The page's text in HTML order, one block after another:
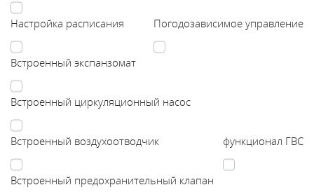
Найти
монтажника
Сотрудничество
Информация
Настройка расписания Погодозависимое управление
Встроенный экспанзомат
Встроенный циркуляционный насос
Встроенный воздухоотводчик функционал ГВС
Встроенный предохранительный клапан